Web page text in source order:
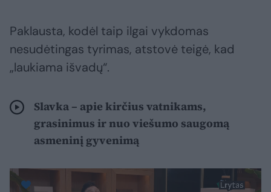
Paklausta, kodėl taip ilgai vykdomas
nesudėtingas tyrimas, atstovė teigė, kad
„laukiama išvadų“.
Slavka – apie kirčius vatnikams,
grasinimus ir nuo viešumo saugomą
asmeninį gyvenimą